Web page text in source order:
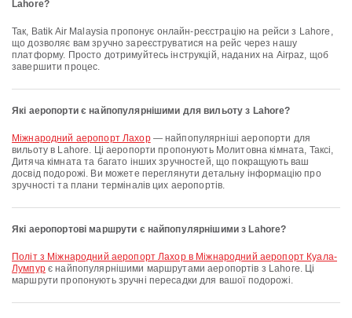
Lahore?
Так, Batik Air Malaysia пропонує онлайн-реєстрацію на рейси з Lahore,
що дозволяє вам зручно зареєструватися на рейс через нашу
платформу. Просто дотримуйтесь інструкцій, наданих на Airpaz, щоб
завершити процес.
Які аеропорти є найпопулярнішими для вильоту з Lahore?
Міжнародний аеропорт Лахор— найпопулярніші аеропорти для
вильоту в Lahore. Ці аеропорти пропонують Молитовна кімната, Таксі,
Дитяча кімната та багато інших зручностей, що покращують ваш
досвід подорожі. Ви можете переглянути детальну інформацію про
зручності та плани терміналів цих аеропортів.
Які аеропортові маршрути є найпопулярнішими з Lahore?
політ з Міжнародний аеропорт Лахор в Міжнародний аеропорт Куала-
Лумпурє найпопулярнішими маршрутами аеропортів з Lahore. Ці
маршрути пропонують зручні пересадки для вашої подорожі.